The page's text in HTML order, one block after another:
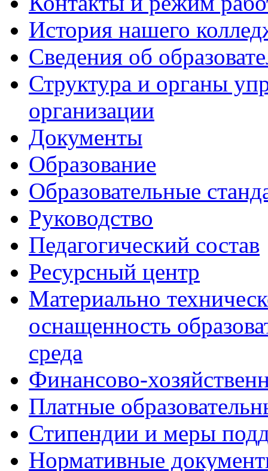
История нашего
Сведения об
Структура и органы
организации
Документы
Образование
Образовательные
Руководство
Педагогический состав
Ресурсный центр
Материально
оснащенность
среда
Финансово-
Платные
Стипендии и меры
Нормативные